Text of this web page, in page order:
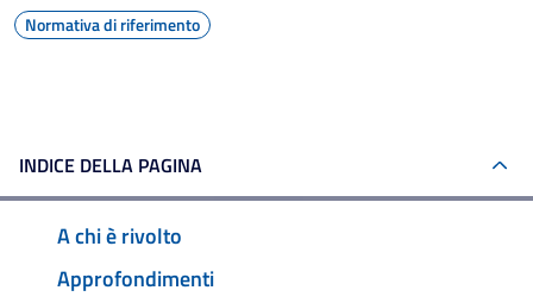
Normativa di riferimento
INDICE DELLA PAGINA
A chi è rivolto
Approfondimenti